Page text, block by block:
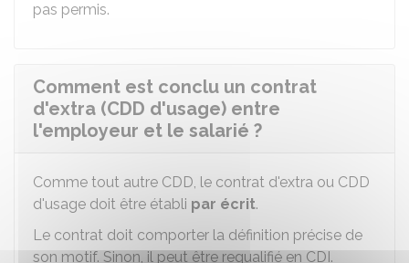
pas permis.
Comment est conclu un contrat
d'extra (CDD d'usage) entre
l'employeur et le salarié ?
Comme tout autre CDD, le contrat d'extra ou CDD
d'usage doit être établi par écrit.
Le contrat doit comporter la définition précise de
son motif. Sinon, il peut être requalifié en CDI.